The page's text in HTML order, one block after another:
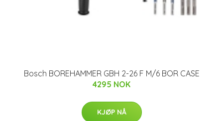
Bosch BOREHAMMER GBH 2-26 F M/6 BOR CASE
4295 NOK
KJØP NÅ